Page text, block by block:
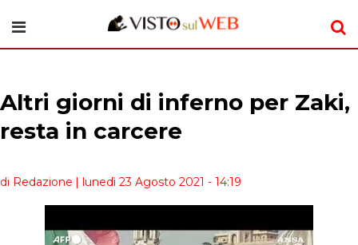
Altri giorni di inferno per Zaki,
resta in carcere
di Redazione | lunedì 23 Agosto 2021 - 14:19